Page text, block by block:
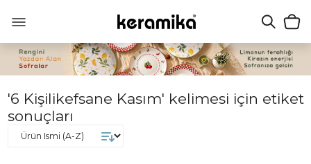
'6 Kişilikefsane Kasım' kelimesi için etiket
sonuçları